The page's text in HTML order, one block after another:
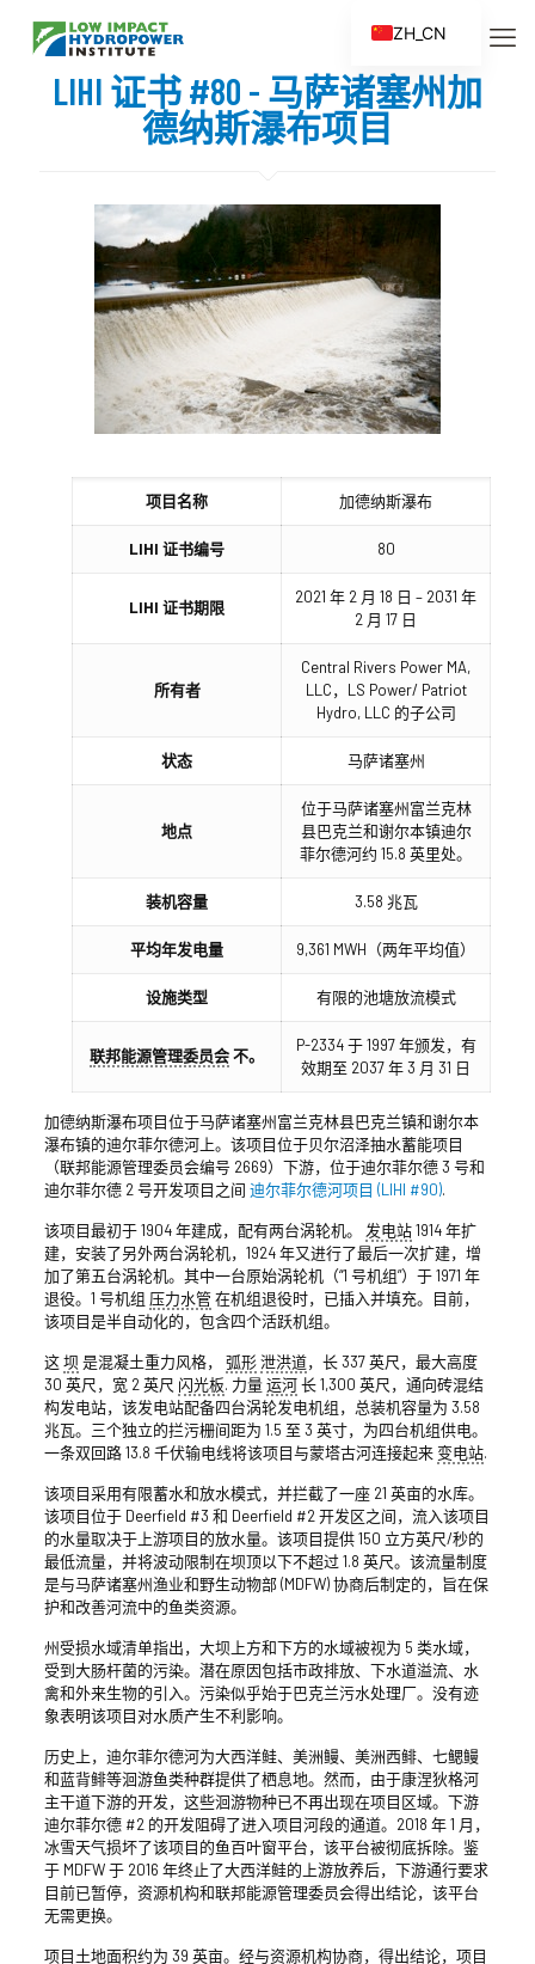
LIHI 证书 #80 - 马萨诸塞州加
德纳斯瀑布项目
项目名称 加德纳斯瀑布
LIHI 证书编号 80
LIHI 证书期限
2021 年 2 月 18 日 – 2031 年
2 月 17 日
所有者
Central Rivers Power MA,
LLC，LS Power/ Patriot
Hydro, LLC 的子公司
状态 马萨诸塞州
地点
位于马萨诸塞州富兰克林
县巴克兰和谢尔本镇迪尔
菲尔德河约 15.8 英里处。
装机容量 3.58 兆瓦
平均年发电量 9,361 MWH（两年平均值）
设施类型 有限的池塘放流模式
联邦能源管理委员会不。
P-2334 于 1997 年颁发，有
效期至 2037 年 3 月 31 日
加德纳斯瀑布项目位于马萨诸塞州富兰克林县巴克兰镇和谢尔本
瀑布镇的迪尔菲尔德河上。该项目位于贝尔沼泽抽水蓄能项目
（联邦能源管理委员会编号 2669）下游，位于迪尔菲尔德 3 号和
迪尔菲尔德 2 号开发项目之间 迪尔菲尔德河项目 (LIHI #90).
该项目最初于 1904 年建成，配有两台涡轮机。 发电站1914 年扩
建，安装了另外两台涡轮机，1924 年又进行了最后一次扩建，增
加了第五台涡轮机。其中一台原始涡轮机（“1 号机组”）于 1971 年
退役。1 号机组 压力水管在机组退役时，已插入并填充。目前，
该项目是半自动化的，包含四个活跃机组。
这坝 是混凝土重力风格， 弧形泄洪道，长 337 英尺，最大高度
30 英尺，宽 2 英尺 闪光板. 力量运河长 1,300 英尺，通向砖混结
构发电站，该发电站配备四台涡轮发电机组，总装机容量为 3.58
兆瓦。三个独立的拦污栅间距为 1.5 至 3 英寸，为四台机组供电。
一条双回路 13.8 千伏输电线将该项目与蒙塔古河连接起来 变电站.
该项目采用有限蓄水和放水模式，并拦截了一座 21 英亩的水库。
该项目位于 Deerfield #3 和 Deerfield #2 开发区之间，流入该项目
的水量取决于上游项目的放水量。该项目提供 150 立方英尺/秒的
最低流量，并将波动限制在坝顶以下不超过 1.8 英尺。该流量制度
是与马萨诸塞州渔业和野生动物部 (MDFW) 协商后制定的，旨在保
护和改善河流中的鱼类资源。
州受损水域清单指出，大坝上方和下方的水域被视为 5 类水域，
受到大肠杆菌的污染。潜在原因包括市政排放、下水道溢流、水
禽和外来生物的引入。污染似乎始于巴克兰污水处理厂。没有迹
象表明该项目对水质产生不利影响。
历史上，迪尔菲尔德河为大西洋鲑、美洲鳗、美洲西鲱、七鳃鳗
和蓝背鲱等洄游鱼类种群提供了栖息地。然而，由于康涅狄格河
主干道下游的开发，这些洄游物种已不再出现在项目区域。下游
迪尔菲尔德 #2 的开发阻碍了进入项目河段的通道。2018 年 1 月，
冰雪天气损坏了该项目的鱼百叶窗平台，该平台被彻底拆除。鉴
于 MDFW 于 2016 年终止了大西洋鲑的上游放养后，下游通行要求
目前已暂停，资源机构和联邦能源管理委员会得出结论，该平台
无需更换。
项目土地面积约为 39 英亩。经与资源机构协商，得出结论，项目
ZH_CN
EN
ES